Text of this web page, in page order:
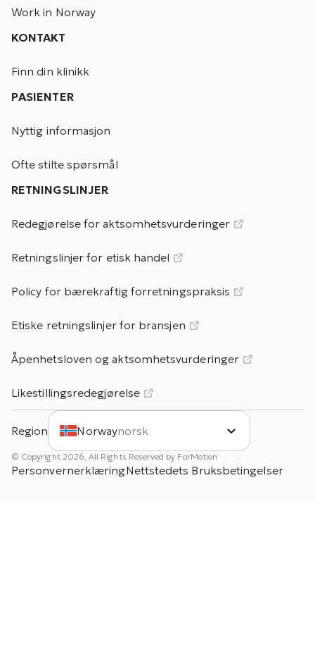
Work in Norway
KONTAKT
Finn din klinikk
PASIENTER
Nyttig informasjon
Ofte stilte spørsmål
RETNINGSLINJER
Redegjørelse for aktsomhetsvurderinger
Retningslinjer for etisk handel
Policy for bærekraftig forretningspraksis
Etiske retningslinjer for bransjen
Åpenhetsloven og aktsomhetsvurderinger
Likestillingsredegjørelse
Region Norwaynorsk
© Copyright 2026, All Rights Reserved by ForMotion
PersonvernerklæringNettstedets Bruksbetingelser